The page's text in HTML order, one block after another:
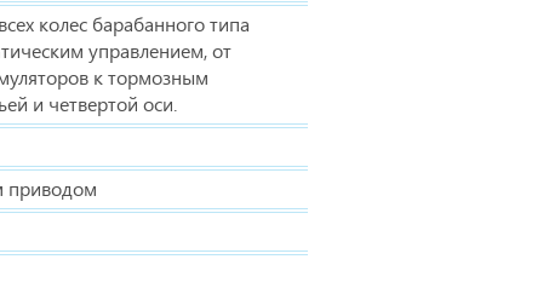
колес барабанного типа
управлением, от
к тормозным
и четвертой оси.
приводом